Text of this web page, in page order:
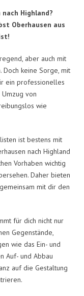
Highland?
Oberhausen aus
aber auch mit
keine Sorge, mit
ein professionelles
von
wie
ist bestens mit
nach Highland
Vorhaben wichtig
Daher bieten
mit dir den
für dich nicht nur
Gegenstände,
wie das Ein- und
Auf- und Abbau
auf die Gestaltung